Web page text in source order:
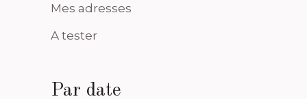
Mes adresses
A tester
Par date